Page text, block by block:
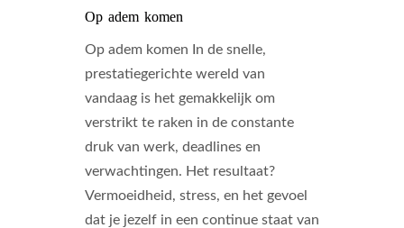
Op adem komen
Op adem komen In de snelle,
prestatiegerichte wereld van
vandaag is het gemakkelijk om
verstrikt te raken in de constante
druk van werk, deadlines en
verwachtingen. Het resultaat?
Vermoeidheid, stress, en het gevoel
dat je jezelf in een continue staat van